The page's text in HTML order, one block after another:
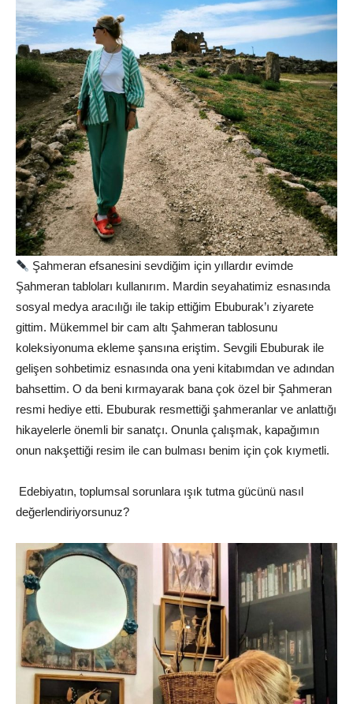
Şahmeran efsanesini sevdiğim için yıllardır evimde
Şahmeran tabloları kullanırım. Mardin seyahatimiz esnasında
sosyal medya aracılığı ile takip ettiğim Ebuburak’ı ziyarete
gittim. Mükemmel bir cam altı Şahmeran tablosunu
koleksiyonuma ekleme şansına eriştim. Sevgili Ebuburak ile
gelişen sohbetimiz esnasında ona yeni kitabımdan ve adından
bahsettim. O da beni kırmayarak bana çok özel bir Şahmeran
resmi hediye etti. Ebuburak resmettiği şahmeranlar ve anlattığı
hikayelerle önemli bir sanatçı. Onunla çalışmak, kapağımın
onun nakşettiği resim ile can bulması benim için çok kıymetli.
Edebiyatın, toplumsal sorunlara ışık tutma gücünü nasıl
değerlendiriyorsunuz?